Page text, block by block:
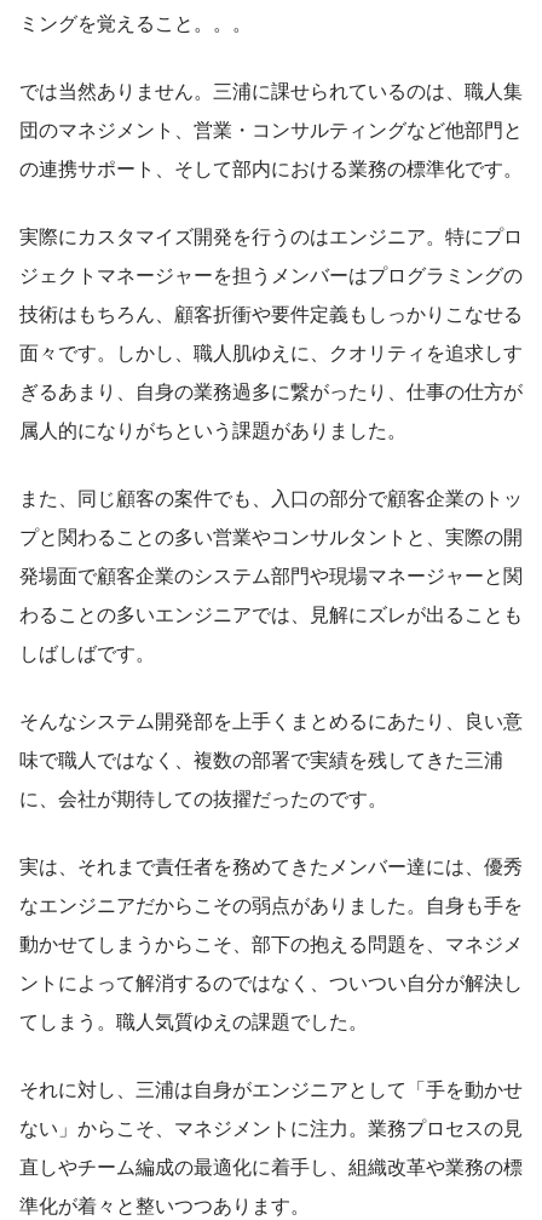
ミングを覚えること。。。
では当然ありません。三浦に課せられているのは、職人集
団のマネジメント、営業・コンサルティングなど他部門と
の連携サポート、そして部内における業務の標準化です。
実際にカスタマイズ開発を行うのはエンジニア。特にプロ
ジェクトマネージャーを担うメンバーはプログラミングの
技術はもちろん、顧客折衝や要件定義もしっかりこなせる
面々です。しかし、職人肌ゆえに、クオリティを追求しす
ぎるあまり、自身の業務過多に繋がったり、仕事の仕方が
属人的になりがちという課題がありました。
また、同じ顧客の案件でも、入口の部分で顧客企業のトッ
プと関わることの多い営業やコンサルタントと、実際の開
発場面で顧客企業のシステム部門や現場マネージャーと関
わることの多いエンジニアでは、見解にズレが出ることも
しばしばです。
そんなシステム開発部を上手くまとめるにあたり、良い意
味で職人ではなく、複数の部署で実績を残してきた三浦
に、会社が期待しての抜擢だったのです。
実は、それまで責任者を務めてきたメンバー達には、優秀
なエンジニアだからこその弱点がありました。自身も手を
動かせてしまうからこそ、部下の抱える問題を、マネジメ
ントによって解消するのではなく、ついつい自分が解決し
てしまう。職人気質ゆえの課題でした。
それに対し、三浦は自身がエンジニアとして「手を動かせ
ない」からこそ、マネジメントに注力。業務プロセスの見
直しやチーム編成の最適化に着手し、組織改革や業務の標
準化が着々と整いつつあります。